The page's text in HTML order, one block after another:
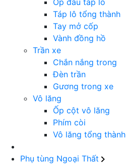
Ốp đầu táp lô
Táp lô tổng thành
Tay mở cốp
Vành đồng hồ
Trần xe
Chắn nắng trong
Đèn trần
Gương trong xe
Vô lăng
Ốp cột vô lăng
Phím còi
Vô lăng tổng thành
Phụ tùng Ngoại Thất